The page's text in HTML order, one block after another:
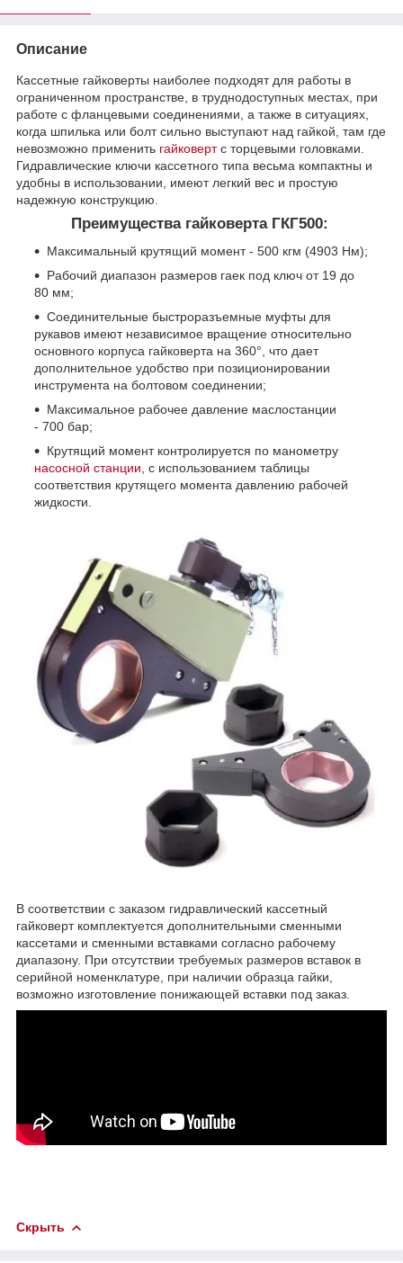
Описание
Кассетные гайковерты наиболее подходят для работы в
ограниченном пространстве, в труднодоступных местах, при
работе с фланцевыми соединениями, а также в ситуациях,
когда шпилька или болт сильно выступают над гайкой, там где
невозможно применить гайковертс торцевыми головками.
Гидравлические ключи кассетного типа весьма компактны и
удобны в использовании, имеют легкий вес и простую
надежную конструкцию.
Преимущества гайковерта ГКГ500:
Максимальный крутящий момент - 500 кгм (4903 Нм);
Рабочий диапазон размеров гаек под ключ от 19 до
80 мм;
Соединительные быстроразъемные муфты для
рукавов имеют независимое вращение относительно
основного корпуса гайковерта на 360°, что дает
дополнительное удобство при позиционировании
инструмента на болтовом соединении;
Максимальное рабочее давление маслостанции
- 700 бар;
Крутящий момент контролируется по манометру
насосной станции , с использованием таблицы
соответствия крутящего момента давлению рабочей
жидкости.
В соответствии с заказом гидравлический кассетный
гайковерт комплектуется дополнительными сменными
кассетами и сменными вставками согласно рабочему
диапазону. При отсутствии требуемых размеров вставок в
серийной номенклатуре, при наличии образца гайки,
возможно изготовление понижающей вставки под заказ.
Скрыть